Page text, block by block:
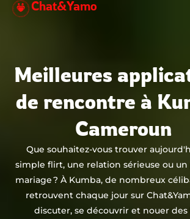
Aller
Chat&Yamo
Meilleures
de rencontre à
Cameroun
Que souhaitez-vous trouver
simple flirt, une relation sérieuse ou
mariage ? À Kumba, de nombreux
retrouvent chaque jour sur
discuter, se découvrir et nouer des